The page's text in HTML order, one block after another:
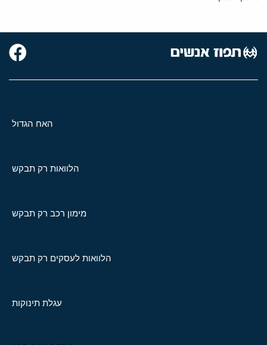
האח הגדול
הלוואות רק תבקש
מימון רכב רק תבקש
הלוואות לעסקים רק תבקש
עגלת תינוקות